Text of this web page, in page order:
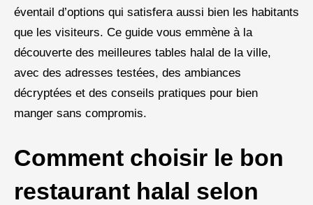
éventail d’options qui satisfera aussi bien les habitants
que les visiteurs. Ce guide vous emmène à la
découverte des meilleures tables halal de la ville,
avec des adresses testées, des ambiances
décryptées et des conseils pratiques pour bien
manger sans compromis.
Comment choisir le bon
restaurant halal selon